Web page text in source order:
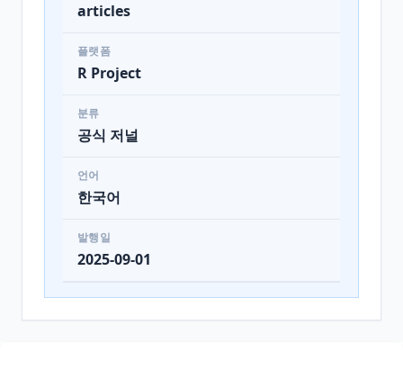
articles
플랫폼
R Project
분류
공식 저널
언어
한국어
발행일
2025-09-01